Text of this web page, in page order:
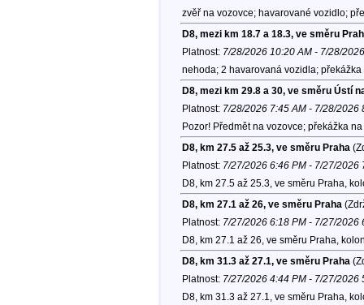
zvěř na vozovce; havarované vozidlo;
D8, mezi km 18.7 a 18.3, ve směru
Platnost: 7/28/2026 10:20 AM - 7/28/
nehoda; 2 havarovaná vozidla;
D8, mezi km 29.8 a 30, ve směru Ústí
Platnost: 7/28/2026 7:45 AM - 7/28/2026
Pozor! Předmět na vozovce; překážka
D8, km 27.5 až 25.3, ve směru Praha
Platnost: 7/27/2026 6:46 PM - 7/27/2026
D8, km 27.5 až 25.3, ve směru Praha,
D8, km 27.1 až 26, ve směru Praha
Platnost: 7/27/2026 6:18 PM - 7/27/2026
D8, km 27.1 až 26, ve směru Praha,
D8, km 31.3 až 27.1, ve směru Praha
Platnost: 7/27/2026 4:44 PM - 7/27/2026
D8, km 31.3 až 27.1, ve směru Praha,